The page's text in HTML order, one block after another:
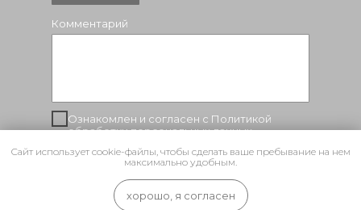
Комментарий
Ознакомлен и согласен с Политикой
обработки персональных данных
Отправить
Сайт использует cookie-файлы, чтобы сделать ваше пребывание на нем
максимально удобным.
хорошо, я согласен